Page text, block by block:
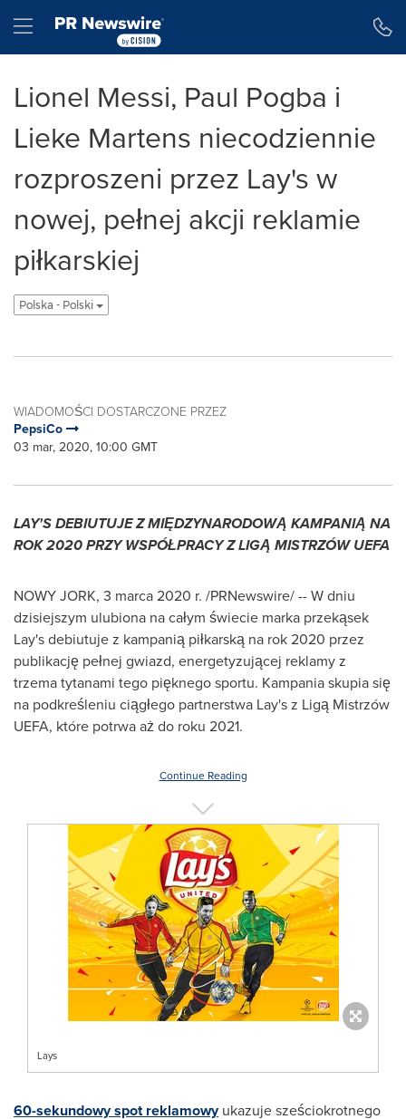
Hamburger menu
Lionel Messi, Paul Pogba i
Lieke Martens niecodziennie
rozproszeni przez Lay's w
nowej, pełnej akcji reklamie
piłkarskiej
Polska - Polski
WIADOMOŚCI DOSTARCZONE PRZEZ
PepsiCo
03 mar, 2020, 10:00 GMT
LAY'S DEBIUTUJE Z MIĘDZYNARODOWĄ KAMPANIĄ NA
ROK2020 PRZY WSPÓŁPRACY Z LIGĄ MISTRZÓW UEFA
NOWY JORK, 3 marca 2020 r. /PRNewswire/ -- W dniu
dzisiejszym ulubiona na całym świecie marka przekąsek
Lay's debiutuje z kampanią piłkarską na rok 2020 przez
publikację pełnej gwiazd, energetyzującej reklamy z
trzema tytanami tego pięknego sportu. Kampania skupia się
na podkreśleniu ciągłego partnerstwa Lay's z Ligą Mistrzów
UEFA, które potrwa aż do roku 2021.
Continue Reading
Lays
60-sekundowy spot reklamowyukazuje sześciokrotnego